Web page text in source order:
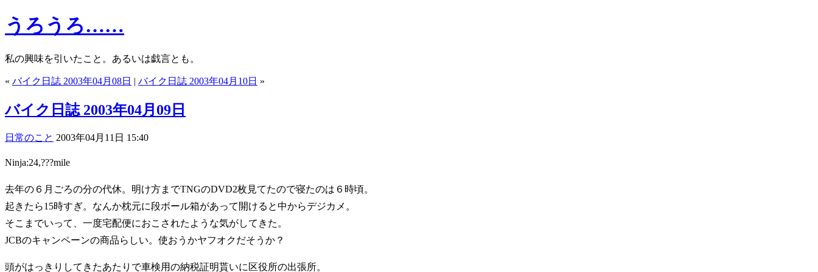
うろうろ……
私の興味を引いたこと。あるいは戯言とも。
« バイク日誌 2003年04月08日 | バイク日誌 2003年04月10日 »
バイク日誌 2003年04月09日
日常のこと 2003年04月11日 15:40
Ninja:24,???mile
去年の６月ごろの分の代休。明け方までTNGのDVD2枚見てたので寝たのは６時頃。
起きたら15時すぎ。なんか枕元に段ボール箱があって開けると中からデジカメ。
そこまでいって、一度宅配便におこされたような気がしてきた。
JCBのキャンペーンの商品らしい。使おうかヤフオクだそうか？
頭がはっきりしてきたあたりで車検用の納税証明貰いに区役所の出張所。